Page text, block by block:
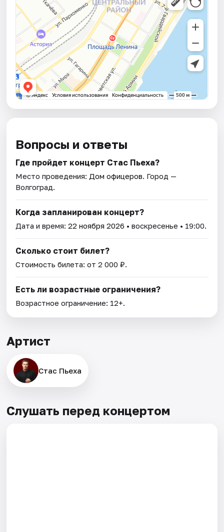
Вопросы и ответы
Где пройдет концерт Стас Пьеха?
Место проведения: Дом офицеров. Город —
Волгоград.
Когда запланирован концерт?
Дата и время:22 ноября 2026 • воскресенье • 19:00.
Сколько стоит билет?
Стоимость билета: от 2 000 ₽.
Есть ли возрастные ограничения?
Возрастное ограничение: 12+.
Артист
Стас Пьеха
Слушать перед концертом